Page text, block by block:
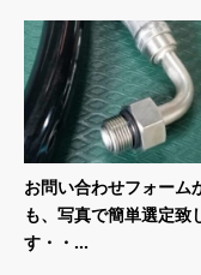
お問い合わせフォーム
も、写真で簡単選定致
す・・...